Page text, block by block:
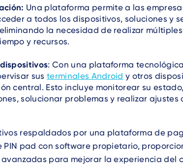
Una plataforma permite a las
a todos los dispositivos, soluciones y
la necesidad de realizar
y recursos.
: Con una plataforma
susterminales Android y otros
central. Esto incluye monitorear su
solucionar problemas y realizar ajustes
respaldados por una plataforma de
PIN pad con software propietario,
para mejorar la experiencia del